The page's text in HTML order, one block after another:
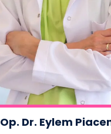
Op. Dr. Eylem